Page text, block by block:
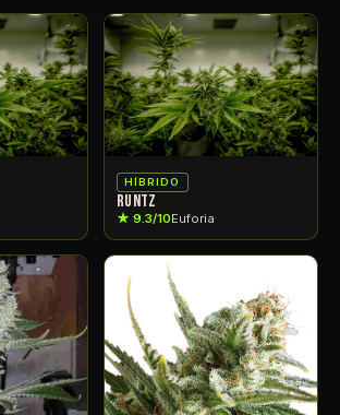
HÍBRIDO
RUNTZ
★ 9.3/10Euforia